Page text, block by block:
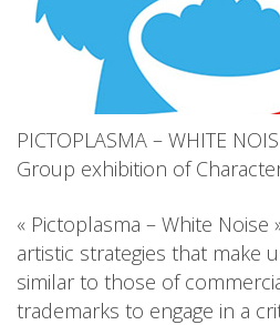
PICTOPLASMA – WHITE
Group exhibition of
« Pictoplasma – White
artistic strategies that make
similar to those of
trademarks to engage in a